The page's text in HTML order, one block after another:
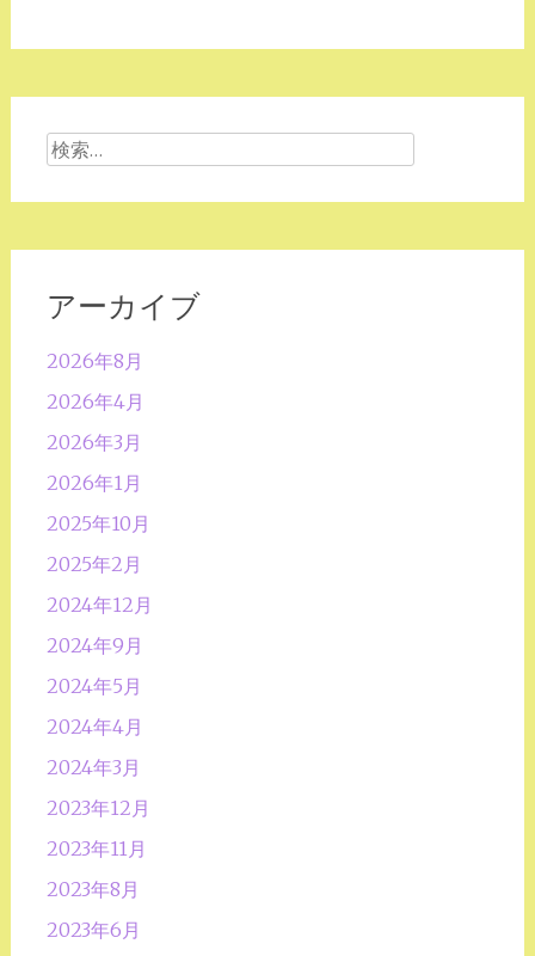
検
索:
アーカイブ
2026年8月
2026年4月
2026年3月
2026年1月
2025年10月
2025年2月
2024年12月
2024年9月
2024年5月
2024年4月
2024年3月
2023年12月
2023年11月
2023年8月
2023年6月